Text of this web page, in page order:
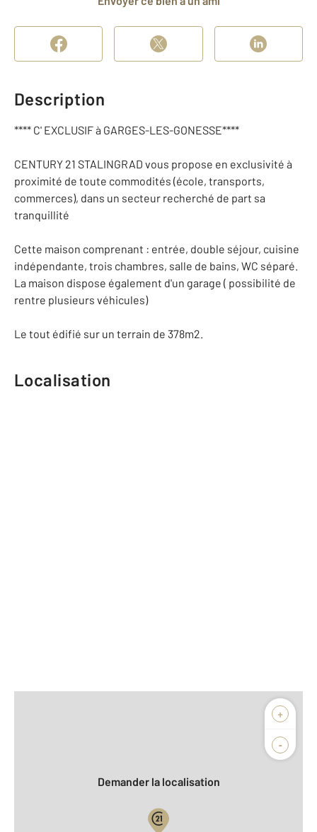
Description
**** C' EXCLUSIF à GARGES-LES-GONESSE****
CENTURY 21 STALINGRAD vous propose en exclusivité à
proximité de toute commodités (école, transports,
commerces), dans un secteur recherché de part sa
tranquillité
Cette maison comprenant : entrée, double séjour, cuisine
indépendante, trois chambres, salle de bains, WC séparé.
La maison dispose également d'un garage ( possibilité de
rentre plusieurs véhicules)
Le tout édifié sur un terrain de 378m2.
Localisation
+
-
Biens vendus
Demander la localisation